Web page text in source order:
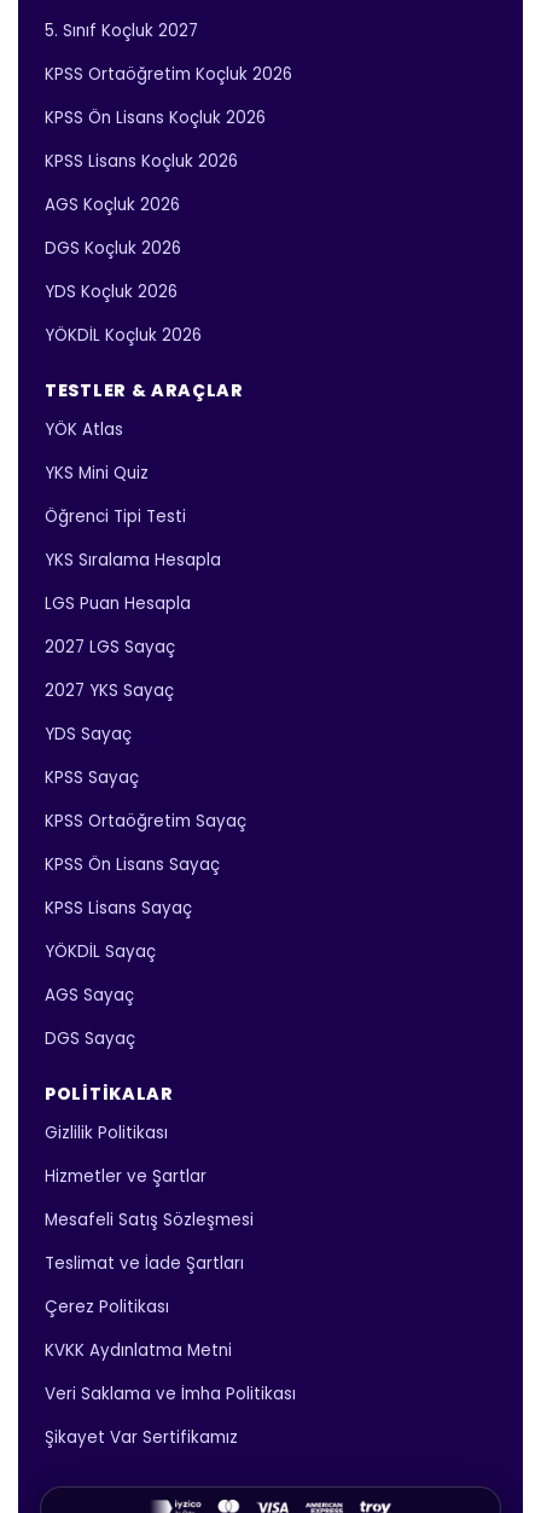
5. Sınıf Koçluk 2027
KPSS Ortaöğretim Koçluk 2026
KPSS Ön Lisans Koçluk 2026
KPSS Lisans Koçluk 2026
AGS Koçluk 2026
DGS Koçluk 2026
YDS Koçluk 2026
YÖKDİL Koçluk 2026
TESTLER & ARAÇLAR
YÖK Atlas
YKS Mini Quiz
Öğrenci Tipi Testi
YKS Sıralama Hesapla
LGS Puan Hesapla
2027 LGS Sayaç
2027 YKS Sayaç
YDS Sayaç
KPSS Sayaç
KPSS Ortaöğretim Sayaç
KPSS Ön Lisans Sayaç
KPSS Lisans Sayaç
YÖKDİL Sayaç
AGS Sayaç
DGS Sayaç
POLITIKALAR
Gizlilik Politikası
Hizmetler ve Şartlar
Mesafeli Satış Sözleşmesi
Teslimat ve İade Şartları
Çerez Politikası
KVKK Aydınlatma Metni
Veri Saklama ve İmha Politikası
Şikayet Var Sertifikamız